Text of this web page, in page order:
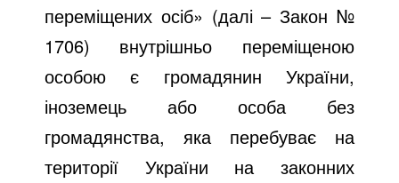
переміщених осіб» (далі – Закон №
1706) внутрішньо переміщеною
особою є громадянин України,
іноземець або особа без
громадянства, яка перебуває на
території України на законних